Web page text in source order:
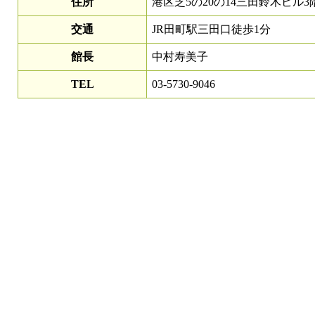
交通 JR田町駅三田口徒歩1分
館長 中村寿美子
TEL 03-5730-9046